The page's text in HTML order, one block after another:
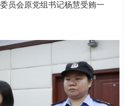
员会原党组书记杨慧受贿一